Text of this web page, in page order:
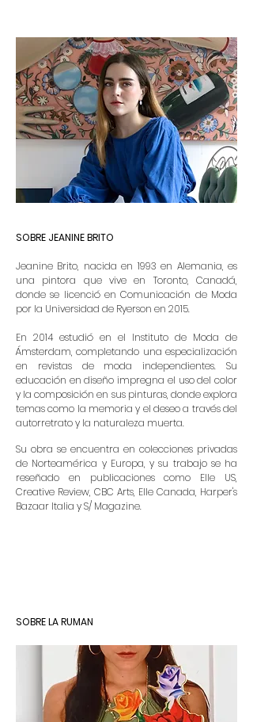
SOBRE JEANINE BRITO
Jeanine Brito, nacida en 1993 en Alemania, es
una pintora que vive en Toronto, Canadá,
donde se licenció en Comunicación de Moda
por la Universidad de Ryerson en 2015.
En 2014 estudió en el Instituto de Moda de
Ámsterdam, completando una especialización
en revistas de moda independientes. Su
educación en diseño impregna el uso del color
y la composición en sus pinturas, donde explora
temas como la memoria y el deseo a través del
autorretrato y la naturaleza muerta.
Su obra se encuentra en colecciones privadas
de Norteamérica y Europa, y su trabajo se ha
reseñado en publicaciones como Elle US,
Creative Review, CBC Arts, Elle Canada, Harper's
Bazaar Italia y S/ Magazine.
SOBRE LA RUMAN